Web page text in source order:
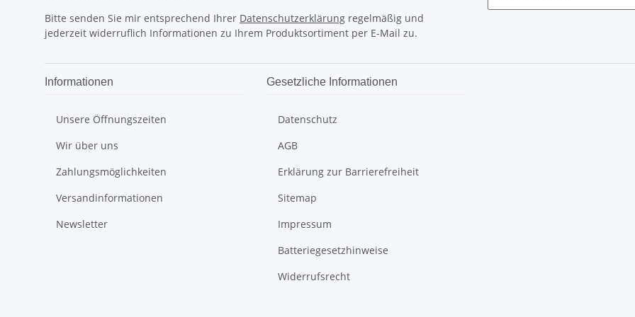
Bitte senden Sie mir entsprechend Ihrer Datenschutzerklärung regelmäßig und
jederzeit widerruflich Informationen zu Ihrem Produktsortiment per E-Mail zu.
Informationen
Unsere Öffnungszeiten
Wir über uns
Zahlungsmöglichkeiten
Versandinformationen
Newsletter
Gesetzliche Informationen
Datenschutz
AGB
Erklärung zur Barrierefreiheit
Sitemap
Impressum
Batteriegesetzhinweise
Widerrufsrecht